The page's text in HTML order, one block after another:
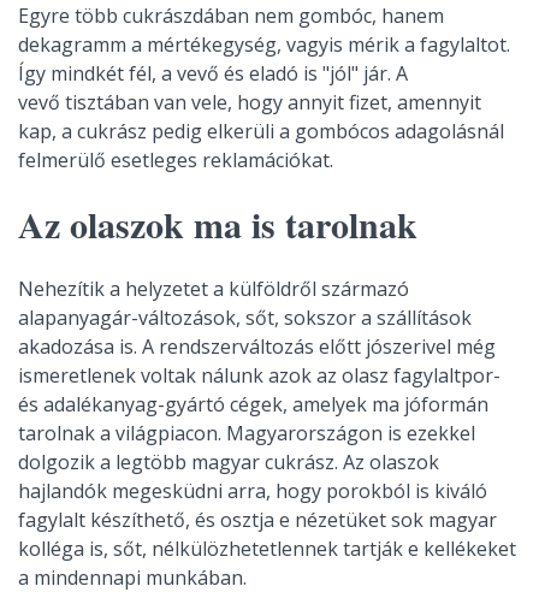
Egyre több cukrászdában nem gombóc, hanem
dekagramm a mértékegység, vagyis mérik a fagylaltot.
Így mindkét fél, a vevő és eladó is "jól" jár. A
vevő tisztában van vele, hogy annyit fizet, amennyit
kap, a cukrász pedig elkerüli a gombócos adagolásnál
felmerülő esetleges reklamációkat.
Az olaszok ma is tarolnak
Nehezítik a helyzetet a külföldről származó
alapanyagár-változások, sőt, sokszor a szállítások
akadozása is. A rendszerváltozás előtt jószerivel még
ismeretlenek voltak nálunk azok az olasz fagylaltpor-
és adalékanyag-gyártó cégek, amelyek ma jóformán
tarolnak a világpiacon. Magyarországon is ezekkel
dolgozik a legtöbb magyar cukrász. Az olaszok
hajlandók megesküdni arra, hogy porokból is kiváló
fagylalt készíthető, és osztja e nézetüket sok magyar
kolléga is, sőt, nélkülözhetetlennek tartják e kellékeket
a mindennapi munkában.